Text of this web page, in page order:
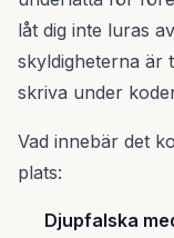
låt dig inte luras
skyldigheterna är
skriva under
Vad innebär det
plats:
Djupfalska